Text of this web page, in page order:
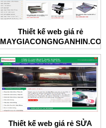
Thiết kế web giá rẻ
Thiết kế web giá rẻ SỬA